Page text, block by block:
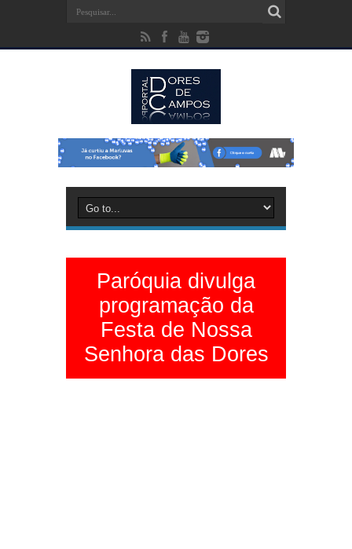
Paróquia divulga
programação da
Festa de Nossa
Senhora das Dores